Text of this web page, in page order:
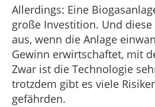
Allerdings: Eine
große Investition. Und
aus, wenn die Anlage
Gewinn erwirtschaftet, mit
Zwar ist die Technologie
trotzdem gibt es viele
gefährden.